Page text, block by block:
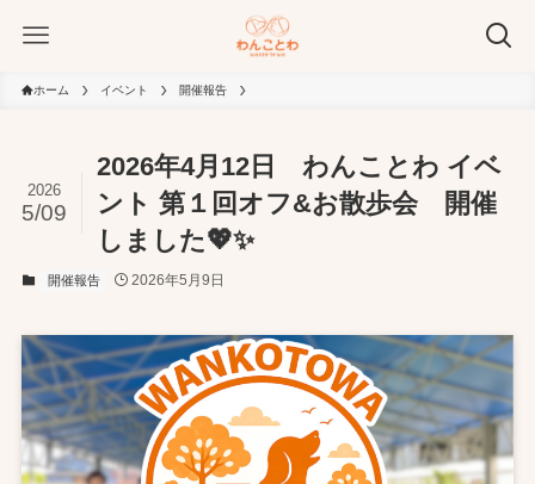
ホーム イベント 開催報告
2026年4月12日 わんことわ イベ
ント 第１回オフ&お散歩会 開催
しました💖✨
2026
5/09
開催報告 2026年5月9日